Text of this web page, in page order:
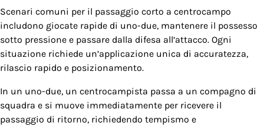
Scenari comuni per il passaggio corto a centrocampo
includono giocate rapide di uno-due, mantenere il possesso
sotto pressione e passare dalla difesa all’attacco. Ogni
situazione richiede un’applicazione unica di accuratezza,
rilascio rapido e posizionamento.
In un uno-due, un centrocampista passa a un compagno di
squadra e si muove immediatamente per ricevere il
passaggio di ritorno, richiedendo tempismo e